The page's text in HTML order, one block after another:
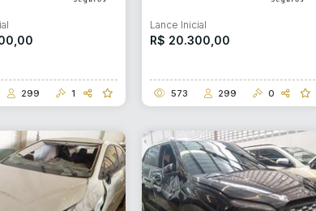
299 1
Lance Inicial
R$ 20.300,00
573 299 0